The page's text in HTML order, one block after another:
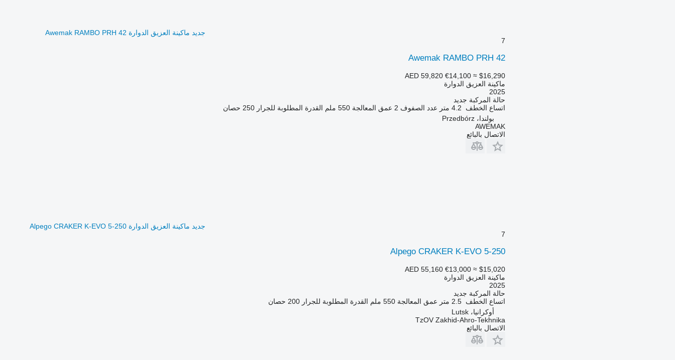
جديد ماكينة العزيق الدوارة Awemak RAMBO PRH 42
7
Awemak RAMBO PRH 42
AED 59,820 €14,100 ≈ $16,290
ماكينة العزيق الدوارة
2025
حالة المركبة جديد
اتساع الخطف
4.2 متر عدد الصفوف 2 عمق المعالجة 550 ملم القدرة المطلوبة للجرار 250 حصان
بولندا، Przedbórz
AWEMAK
الاتصال بالبائع
جديد ماكينة العزيق الدوارة Alpego CRAKER K-EVO 5-250
7
Alpego CRAKER K-EVO 5-250
AED 55,160 €13,000 ≈ $15,020
ماكينة العزيق الدوارة
2025
حالة المركبة جديد
اتساع الخطف 2.5 متر عمق المعالجة 550 ملم القدرة المطلوبة للجرار 200 حصان
أوكرانيا، Lutsk
TzOV Zakhid-Ahro-Tekhnika
الاتصال بالبائع